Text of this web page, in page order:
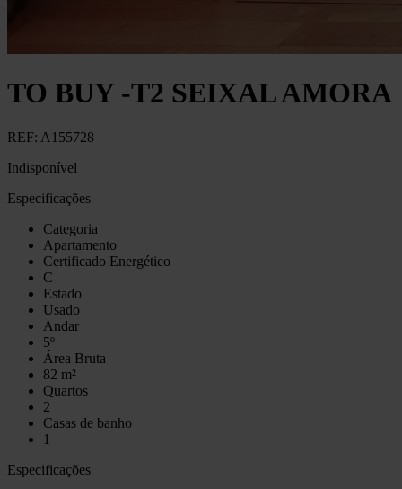
TO BUY -T2 SEIXAL AMORA
REF: A155728
Indisponível
Especificações
Categoria
Apartamento
Certificado Energético
C
Estado
Usado
Andar
5º
Área Bruta
82 m²
Quartos
2
Casas de banho
1
Especificações